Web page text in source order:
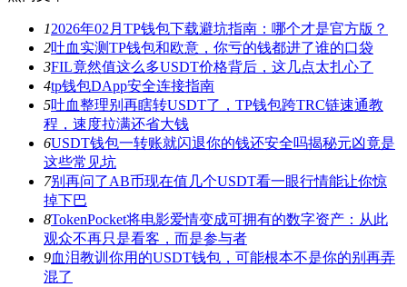
12026年02月TP钱包下载避坑指南：哪个才是官方版？
2吐血实测TP钱包和欧意，你亏的钱都进了谁的口袋
3FIL竟然值这么多USDT价格背后，这几点太扎心了
4tp钱包DApp安全连接指南
5吐血整理别再瞎转USDT了，TP钱包跨TRC链速通教
程，速度拉满还省大钱
6USDT钱包一转账就闪退你的钱还安全吗揭秘元凶竟是
这些常见坑
7别再问了AB币现在值几个USDT看一眼行情能让你惊
掉下巴
8TokenPocket将电影爱情变成可拥有的数字资产：从此
观众不再只是看客，而是参与者
9血泪教训你用的USDT钱包，可能根本不是你的别再弄
混了